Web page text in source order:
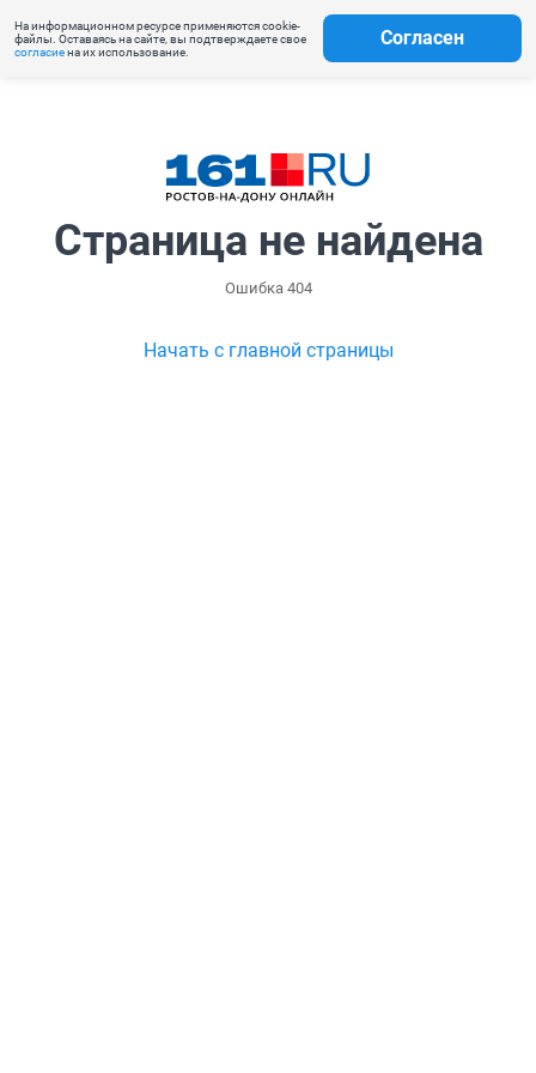
На информационном ресурсе применяются cookie-
файлы. Оставаясь на сайте, вы подтверждаете свое
согласиена их использование.
Согласен
Страница не найдена
Ошибка 404
Начать с главной страницы